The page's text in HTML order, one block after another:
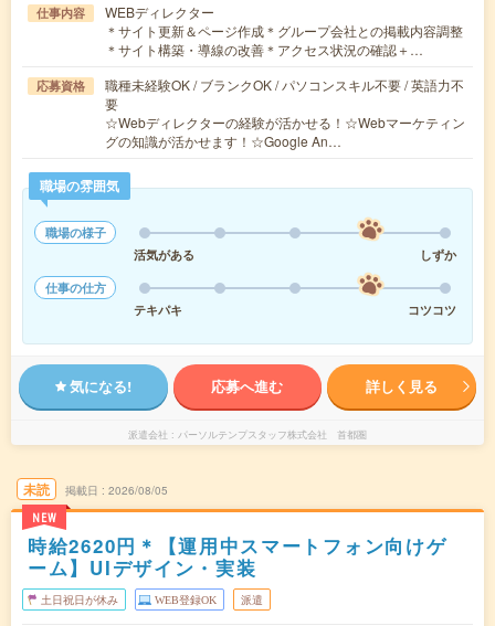
仕事内容
WEBディレクター
＊サイト更新＆ページ作成＊グループ会社との掲載内容調整
＊サイト構築・導線の改善＊アクセス状況の確認＋…
応募資格
職種未経験OK / ブランクOK / パソコンスキル不要 / 英語力不
要
☆Webディレクターの経験が活かせる！☆Webマーケティン
グの知識が活かせます！☆Google An…
職場の雰囲気
職場の様子
活気がある
しずか
仕事の仕方
テキパキ
コツコツ
気になる! 応募へ進む 詳しく見る
派遣会社 パーソルテンプスタッフ株式会社 首都圏
未読
NEW
掲載日 2026/08/05
時給2620円＊【運用中スマートフォン向けゲ
ーム】UIデザイン・実装
土日祝日が休み WEB登録OK 派遣